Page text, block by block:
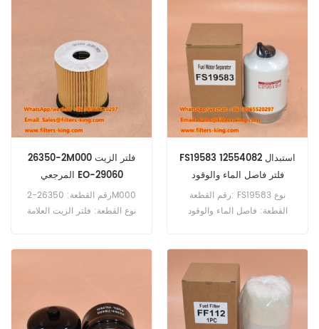
26350-2M000 فلتر الزيت
المرجعي EO-29060
رقم القطعة: 26350-2M000
نوع القطعة: فلتر الزيت العلامة
FS19583 12554082 استبدال
فلتر فاصل الماء والوقود
رقم القطعة: FS19583 نوع
القطعة: فاصل الماء والوقود